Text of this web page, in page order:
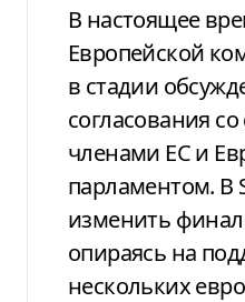
В настоящее
Европейской
в стадии
согласования
членами ЕС и
парламентом. В
изменить
опираясь на
нескольких